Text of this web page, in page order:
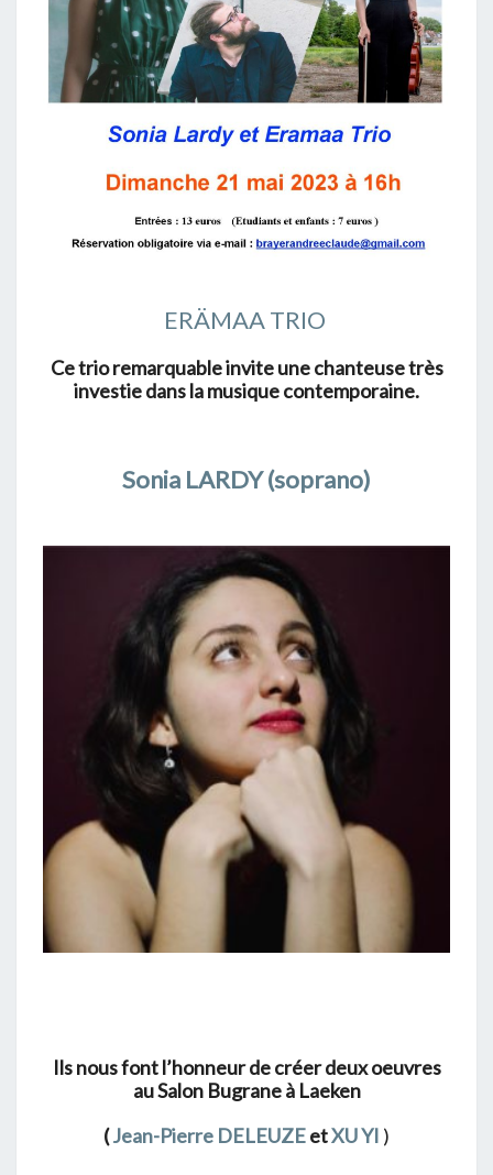
ERÄMAA TRIO
Ce trio remarquable invite une chanteuse très
investie dans la musique contemporaine.
Sonia LARDY (soprano)
Ils nous font l’honneur de créer deux oeuvres
au Salon Bugraneà Laeken
(Jean-Pierre DELEUZEetXU YI )